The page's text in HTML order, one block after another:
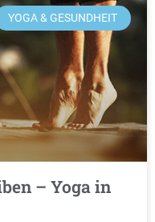
YOGA & GESUNDHEIT
– Yoga in